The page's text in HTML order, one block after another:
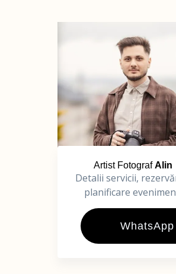
Artist FotografAlin
Detalii servicii,
planificare
WhatsApp